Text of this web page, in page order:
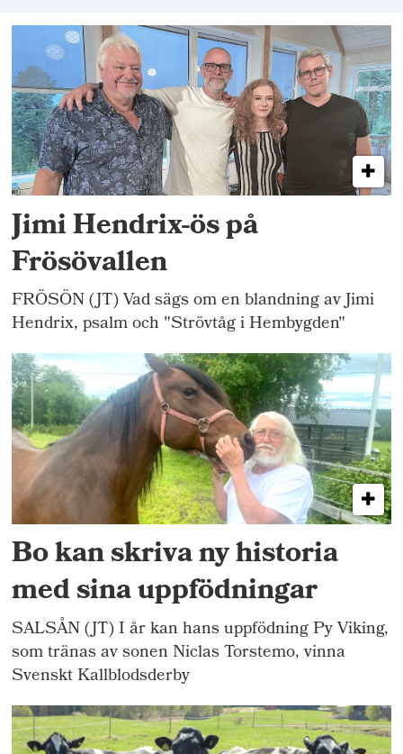
Jimi Hendrix-ös på
Frösövallen
FRÖSÖN (JT) Vad sägs om en blandning av Jimi
Hendrix, psalm och "Strövtåg i Hembygden"
Bo kan skriva ny historia
med sina uppfödningar
SALSÅN (JT) I år kan hans uppfödning Py Viking,
som tränas av sonen Niclas Torstemo, vinna
Svenskt Kallblodsderby